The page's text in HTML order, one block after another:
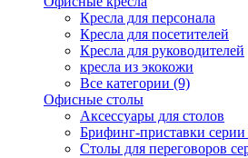
Кресла для персонала
Кресла для посетителей
Кресла для руководителей
кресла из экокожи
Все категории (9)
Офисные столы
Аксессуары для столов
Брифинг-приставки
Столы для переговоров